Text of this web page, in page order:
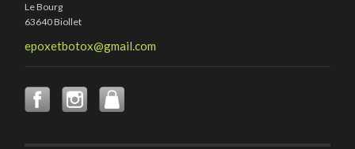
Le Bourg
63640 Biollet
epoxetbotox@gmail.com